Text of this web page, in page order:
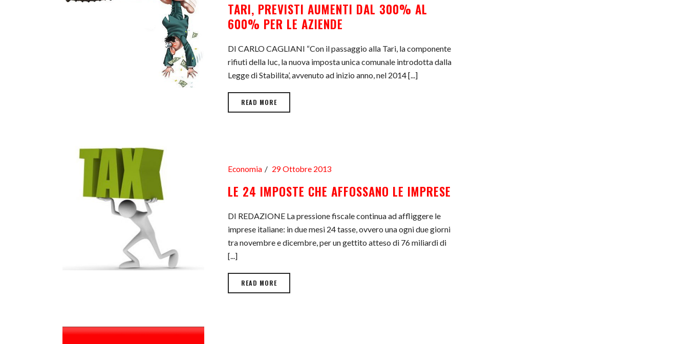
TARI, PREVISTI AUMENTI DAL 300% AL
600% PER LE AZIENDE
DI CARLO CAGLIANI “Con il passaggio alla Tari, la componente
rifiuti della Iuc, la nuova imposta unica comunale introdotta dalla
Legge di Stabilita’, avvenuto ad inizio anno, nel 2014 [...]
READ MORE
Economia 29 Ottobre 2013
LE 24 IMPOSTE CHE AFFOSSANO LE IMPRESE
DI REDAZIONE La pressione fiscale continua ad affliggere le
imprese italiane: in due mesi 24 tasse, ovvero una ogni due giorni
tra novembre e dicembre, per un gettito atteso di 76 miliardi di
[...]
READ MORE